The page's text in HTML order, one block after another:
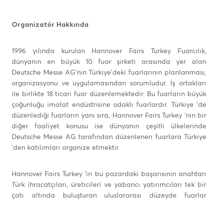
Organizatör Hakkında
1996 yılında kurulan Hannover Fairs Turkey Fuarcılık,
dünyanın en büyük 10 fuar şirketi arasında yer alan
Deutsche Messe AG’nin Türkiye’deki fuarlarının planlanması,
organizasyonu ve uygulamasından sorumludur. İş ortakları
ile birlikte 18 ticari fuar düzenlemektedir. Bu fuarların büyük
çoğunluğu imalat endüstrisine odaklı fuarlardır. Türkiye 'de
düzenlediği fuarların yanı sıra, Hannover Fairs Turkey 'nin bir
diğer faaliyet konusu ise dünyanın çeşitli ülkelerinde
Deutsche Messe AG tarafından düzenlenen fuarlara Türkiye
'den katılımları organize etmektir.
Hannover Fairs Turkey 'in bu pazardaki başarısının anahtarı
Türk ihracatçıları, üreticileri ve yabancı yatırımcıları tek bir
çatı altında buluşturan uluslararası düzeyde fuarlar